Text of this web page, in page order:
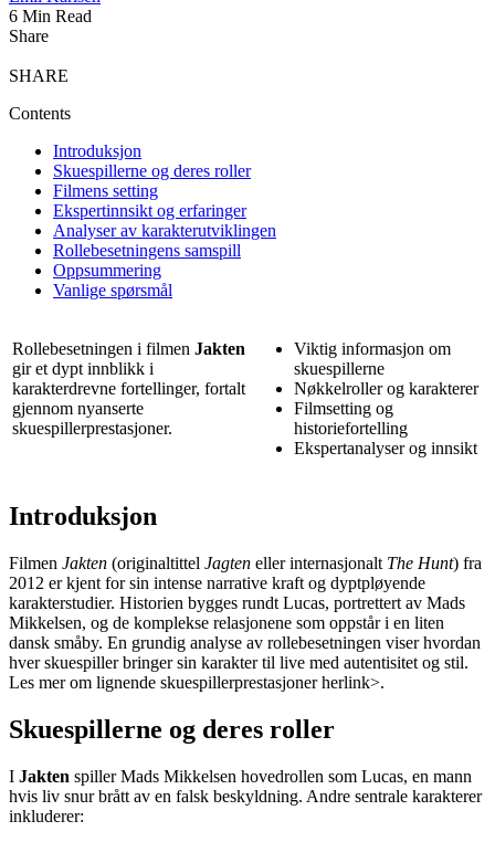
6 Min Read
Share
SHARE
Contents
Introduksjon
Skuespillerne og deres roller
Filmens setting
Ekspertinnsikt og erfaringer
Analyser av karakterutviklingen
Rollebesetningens samspill
Oppsummering
Vanlige spørsmål
Rollebesetningen i filmen Jakten
gir et dypt innblikk i
karakterdrevne fortellinger, fortalt
gjennom nyanserte
skuespillerprestasjoner.
Viktig informasjon om
skuespillerne
Nøkkelroller og karakterer
Filmsetting og
historiefortelling
Ekspertanalyser og innsikt
Introduksjon
Filmen Jakten (originaltittel Jagten eller internasjonalt The Hunt) fra
2012 er kjent for sin intense narrative kraft og dyptpløyende
karakterstudier. Historien bygges rundt Lucas, portrettert av Mads
Mikkelsen, og de komplekse relasjonene som oppstår i en liten
dansk småby. En grundig analyse av rollebesetningen viser hvordan
hver skuespiller bringer sin karakter til live med autentisitet og stil.
Les mer om lignende skuespillerprestasjoner herlink>.
Skuespillerne og deres roller
I Jakten spiller Mads Mikkelsen hovedrollen som Lucas, en mann
hvis liv snur brått av en falsk beskyldning. Andre sentrale karakterer
inkluderer: